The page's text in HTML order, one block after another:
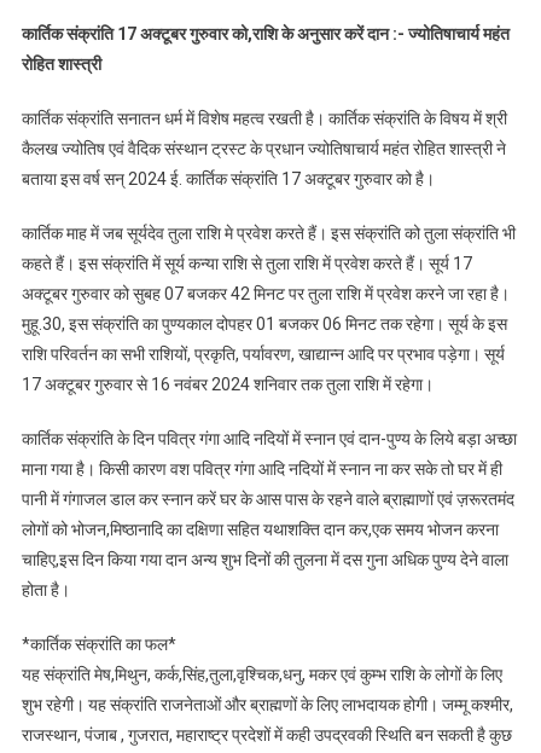
संक्रांति
क्या
करें
क्या
करें
,
राशि
के
अनुसार
जानिए
कार्तिक संक्रांति 17 अक्टूबर गुरुवार को,राशि के अनुसार करें दान :- ज्योतिषाचार्य महंत
रोहित शास्त्री
कार्तिक संक्रांति सनातन धर्म में विशेष महत्व रखती है। कार्तिक संक्रांति के विषय में श्री
कैलख ज्योतिष एवं वैदिक संस्थान ट्रस्ट के प्रधान ज्योतिषाचार्य महंत रोहित शास्त्री ने
बताया इस वर्ष सन् 2024 ई. कार्तिक संक्रांति 17 अक्टूबर गुरुवार को है।
कार्तिक माह में जब सूर्यदेव तुला राशि मे प्रवेश करते हैं। इस संक्रांति को तुला संक्रांति भी
कहते हैं। इस संक्रांति में सूर्य कन्या राशि से तुला राशि में प्रवेश करते हैं। सूर्य 17
अक्टूबर गुरुवार को सुबह 07 बजकर 42 मिनट पर तुला राशि में प्रवेश करने जा रहा है।
मुहू.30, इस संक्रांति का पुण्यकाल दोपहर 01 बजकर 06 मिनट तक रहेगा। सूर्य के इस
राशि परिवर्तन का सभी राशियों, प्रकृति, पर्यावरण, खाद्यान्न आदि पर प्रभाव पड़ेगा। सूर्य
17 अक्टूबर गुरुवार से 16 नवंबर 2024 शनिवार तक तुला राशि में रहेगा।
कार्तिक संक्रांति के दिन पवित्र गंगा आदि नदियों में स्नान एवं दान-पुण्य के लिये बड़ा अच्छा
माना गया है। किसी कारण वश पवित्र गंगा आदि नदियों में स्नान ना कर सके तो घर में ही
पानी में गंगाजल डाल कर स्नान करें घर के आस पास के रहने वाले ब्राह्माणों एवं ज़रूरतमंद
लोगों को भोजन,मिष्ठानादि का दक्षिणा सहित यथाशक्ति दान कर,एक समय भोजन करना
चाहिए,इस दिन किया गया दान अन्य शुभ दिनों की तुलना में दस गुना अधिक पुण्य देने वाला
होता है।
*कार्तिक संक्रांति का फल*
यह संक्रांति मेष,मिथुन, कर्क,सिंह,तुला,वृश्चिक,धनु, मकर एवं कुम्भ राशि के लोगों के लिए
शुभ रहेगी। यह संक्रांति राजनेताओं और ब्राह्मणों के लिए लाभदायक होगी। जम्मू कश्मीर,
राजस्थान, पंजाब , गुजरात, महाराष्ट्र प्रदेशों में कही उपद्रवकी स्थिति बन सकती है कुछ